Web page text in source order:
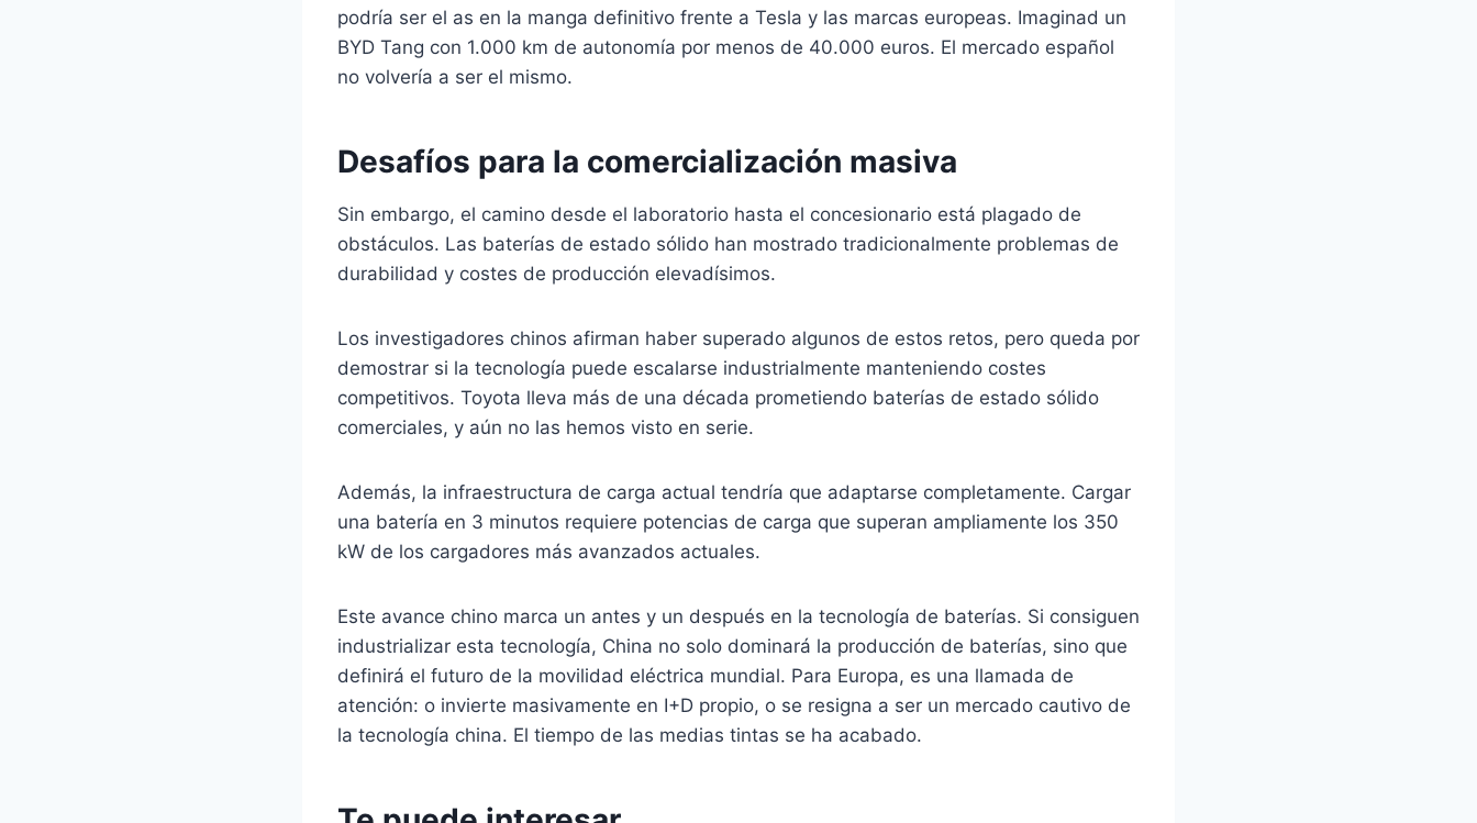
podría ser el as en la manga definitivo frente a Tesla y las marcas europeas. Imaginad un
BYD Tang con 1.000 km de autonomía por menos de 40.000 euros. El mercado español
no volvería a ser el mismo.
Desafíos para la comercialización masiva
Sin embargo, el camino desde el laboratorio hasta el concesionario está plagado de
obstáculos. Las baterías de estado sólido han mostrado tradicionalmente problemas de
durabilidad y costes de producción elevadísimos.
Los investigadores chinos afirman haber superado algunos de estos retos, pero queda por
demostrar si la tecnología puede escalarse industrialmente manteniendo costes
competitivos. Toyota lleva más de una década prometiendo baterías de estado sólido
comerciales, y aún no las hemos visto en serie.
Además, la infraestructura de carga actual tendría que adaptarse completamente. Cargar
una batería en 3 minutos requiere potencias de carga que superan ampliamente los 350
kW de los cargadores más avanzados actuales.
Este avance chino marca un antes y un después en la tecnología de baterías. Si consiguen
industrializar esta tecnología, China no solo dominará la producción de baterías, sino que
definirá el futuro de la movilidad eléctrica mundial. Para Europa, es una llamada de
atención: o invierte masivamente en I+D propio, o se resigna a ser un mercado cautivo de
la tecnología china. El tiempo de las medias tintas se ha acabado.